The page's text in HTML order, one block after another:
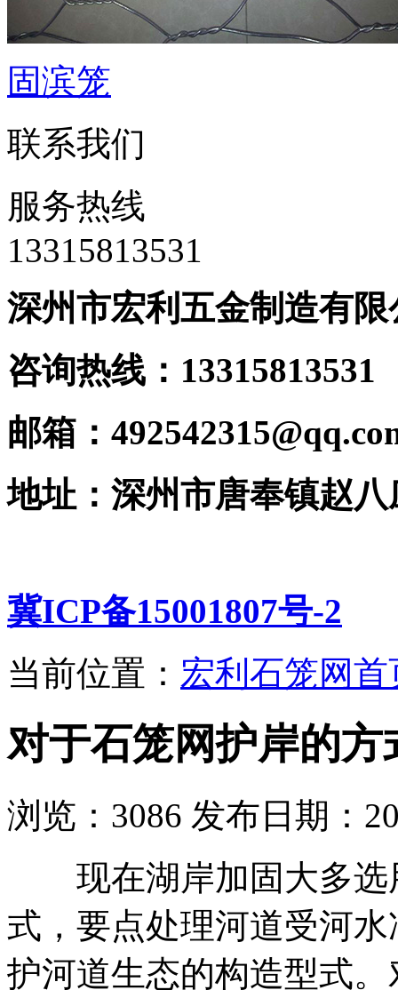
固滨笼
联系我们
服务热线
‭13315813531
深州市宏利五金制造有限
咨询热线：
邮箱：
地址：深州市唐奉镇赵
冀ICP备15001807号-2
当前位置： 宏利石笼网首
对于石笼网护岸的方
浏览： 3086 发布日期：
现在湖岸加固大多选
式，要点处理河道受河
护河道生态的构造型式